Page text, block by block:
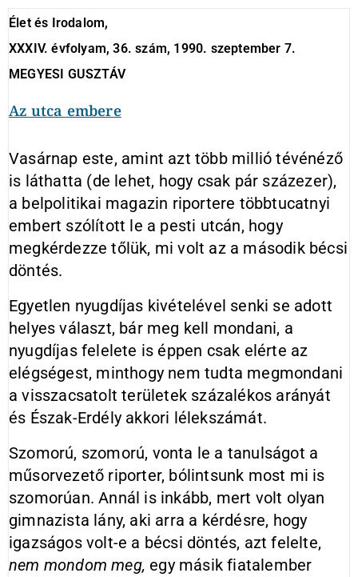
Élet és Irodalom,
XXXIV. évfolyam, 36. szám, 1990. szeptember 7.
MEGYESI GUSZTÁV
Az utca embere
Vasárnap este, amint azt több millió tévénéző
is láthatta (de lehet, hogy csak pár százezer),
a belpolitikai magazin riportere többtucatnyi
embert szólított le a pesti utcán, hogy
megkérdezze tőlük, mi volt az a második bécsi
döntés.
Egyetlen nyugdíjas kivételével senki se adott
helyes választ, bár meg kell mondani, a
nyugdíjas felelete is éppen csak elérte az
elégségest, minthogy nem tudta megmondani
a visszacsatolt területek százalékos arányát
és Észak-Erdély akkori lélekszámát.
Szomorú, szomorú, vonta le a tanulságot a
műsorvezető riporter, bólintsunk most mi is
szomorúan. Annál is inkább, mert volt olyan
gimnazista lány, aki arra a kérdésre, hogy
igazságos volt-e a bécsi döntés, azt felelte,
nem mondom meg, egy másik fiatalember